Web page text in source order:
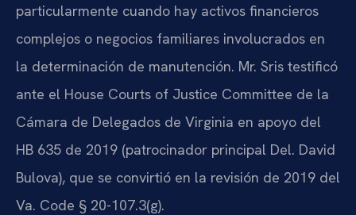
particularmente cuando hay activos financieros
complejos o negocios familiares involucrados en
la determinación de manutención. Mr. Sris testificó
ante el House Courts of Justice Committee de la
Cámara de Delegados de Virginia en apoyo del
HB 635 de 2019 (patrocinador principal Del. David
Bulova), que se convirtió en la revisión de 2019 del
Va. Code § 20-107.3(g).